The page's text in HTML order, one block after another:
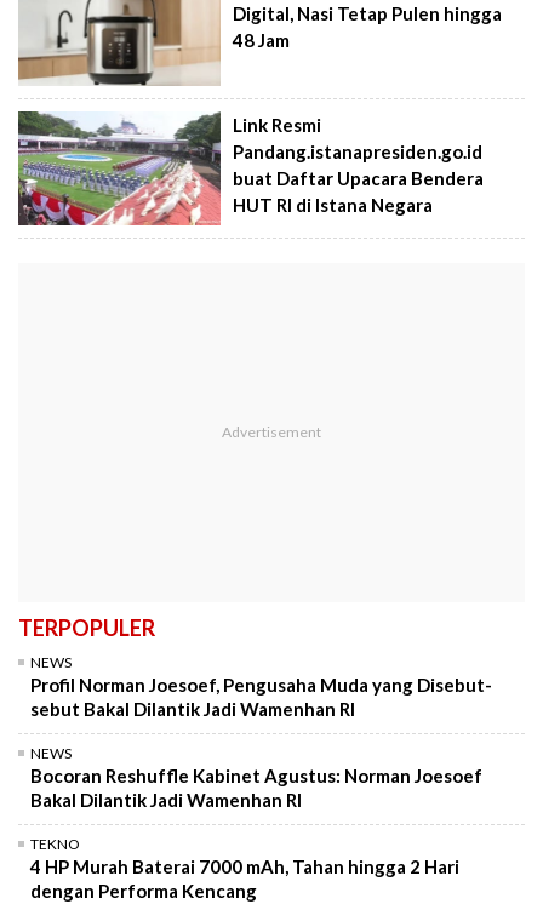
Digital, Nasi Tetap Pulen hingga
48 Jam
Link Resmi
Pandang.istanapresiden.go.id
buat Daftar Upacara Bendera
HUT RI di Istana Negara
TERPOPULER
NEWS
Profil Norman Joesoef, Pengusaha Muda yang Disebut-
sebut Bakal Dilantik Jadi Wamenhan RI
NEWS
Bocoran Reshuffle Kabinet Agustus: Norman Joesoef
Bakal Dilantik Jadi Wamenhan RI
TEKNO
4 HP Murah Baterai 7000 mAh, Tahan hingga 2 Hari
dengan Performa Kencang